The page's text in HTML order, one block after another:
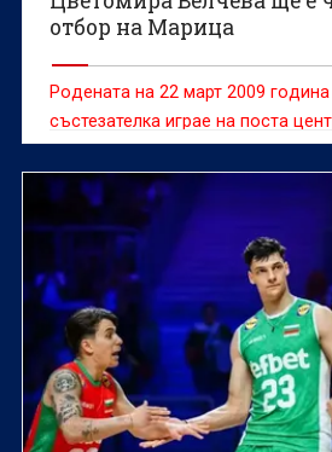
отбор на Марица
Родената на 22 март 2009
състезателка играе на поста